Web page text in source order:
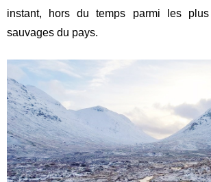
instant, hors du temps parmi les
sauvages du pays.